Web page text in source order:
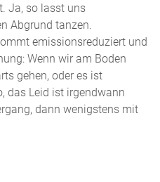
Ja, so lasst uns
Abgrund tanzen.
emissionsreduziert und
Wenn wir am Boden
gehen, oder es ist
das Leid ist irgendwann
dann wenigstens mit